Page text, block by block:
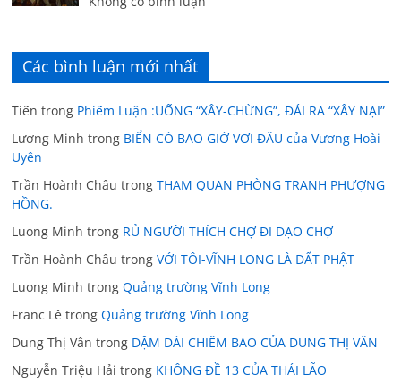
Các bình luận mới nhất
Tiến trong Phiếm Luận :UỐNG “XÂY-CHỪNG”, ĐÁI RA “XÂY NẠI”
Lương Minh trong BIỂN CÓ BAO GIỜ VƠI ĐÂU của Vương Hoài
Uyên
Trần Hoành Châu trongTHAM QUAN PHÒNG TRANH PHƯỢNG
HỒNG.
Luong Minh trong RỦ NGƯỜI THÍCH CHỢ ĐI DẠO CHỢ
Trần Hoành Châu trongVỚI TÔI-VĨNH LONG LÀ ĐẤT PHẬT
Luong Minh trongQuảng trường Vĩnh Long
Franc Lê trongQuảng trường Vĩnh Long
Dung Thị Vân trong DẶM DÀI CHIÊM BAO CỦA DUNG THỊ VÂN
Nguyễn Triệu Hải trong KHÔNG ĐỀ 13 CỦA THÁI LÃO